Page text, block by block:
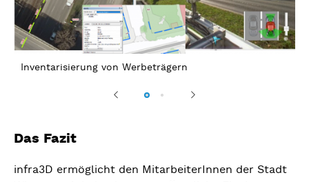
Inventarisierung von Werbeträgern
Das Fazit
infra3D ermöglicht den MitarbeiterInnen der Stadt